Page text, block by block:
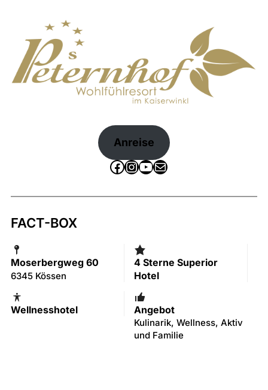
Anreise
Facebook InstagramYouTube E-Mail
FACT-BOX
Moserbergweg 60
6345 Kössen
4 Sterne Superior
Hotel
Wellnesshotel Angebot
Kulinarik, Wellness, Aktiv
und Familie